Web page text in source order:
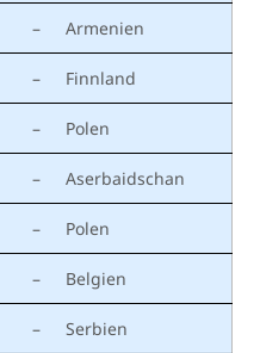
– Armenien
– Finnland
– Polen
– Aserbaidschan
– Polen
– Belgien
– Serbien